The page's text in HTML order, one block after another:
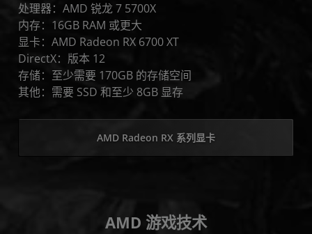
处理器：AMD 锐龙 7 5700X
内存：16GB RAM 或更大
显卡：AMD Radeon RX 6700 XT
DirectX：版本 12
存储：至少需要 170GB 的存储空间
其他：需要 SSD 和至少 8GB 显存
AMD Radeon RX 系列显卡
AMD 游戏技术